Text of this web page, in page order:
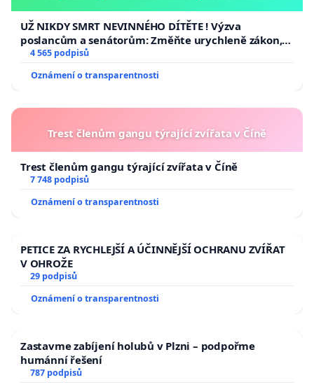
UŽ NIKDY SMRT NEVINNÉHO DÍTĚTE ! Výzva
poslancům a senátorům: Změňte urychleně zákon,
aby se tragédie malé Viktorky už nemohla opakovat!
4 565 podpisů
Oznámení o transparentnosti
Trest členům gangu týrající zvířata v Číně
Trest členům gangu týrající zvířata v Číně
7 748 podpisů
Oznámení o transparentnosti
PETICE ZA RYCHLEJŠÍ A ÚČINNĚJŠÍ OCHRANU ZVÍŘAT
V OHROŽE
29 podpisů
Oznámení o transparentnosti
Zastavme zabíjení holubů v Plzni – podpořme
humánní řešení
787 podpisů